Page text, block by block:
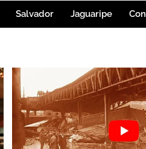
Salvador Jaguaripe